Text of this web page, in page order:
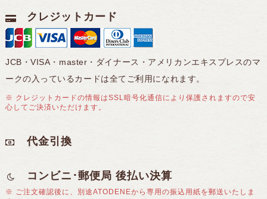
クレジットカード
JCB・VISA・master・ダイナース・アメリカンエキスプレスのマ
ークの入っているカードは全てご利用になれます。
※ クレジットカードの情報はSSL暗号化通信により保護されますので安
心してご決済いただけます。
代金引換
コンビニ･郵便局 後払い決算
※ ご注文確認後に、別途ATODENEから専用の振込用紙を郵送いたしま